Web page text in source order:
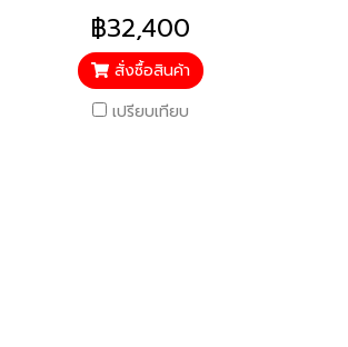
/ รับประกัน Compressor 5 ปี
฿32,400
สั่งซื้อสินค้า
เปรียบเทียบ